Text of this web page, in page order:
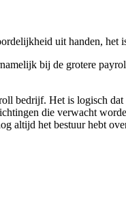
uit handen,
bij de grotere
bedrijf. Het is logisch
die verwacht
altijd het bestuur hebt